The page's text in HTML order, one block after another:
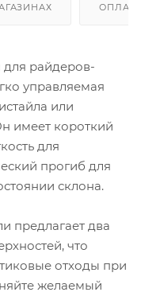
для райдеров-
управляемая
или
имеет короткий
для
прогиб для
склона.
предлагает два
что
отходы при
желаемый